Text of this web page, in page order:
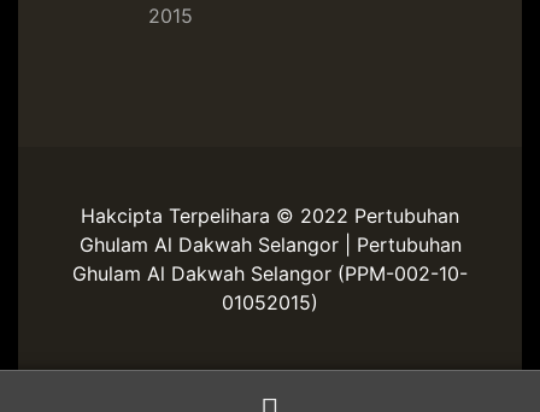
2015
Hakcipta Terpelihara © 2022 Pertubuhan
Ghulam Al Dakwah Selangor | Pertubuhan
Ghulam Al Dakwah Selangor (PPM-002-10-
01052015)